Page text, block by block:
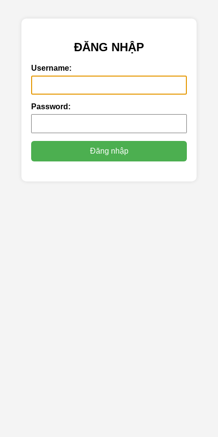
ĐĂNG NHẬP
Username:
Password: